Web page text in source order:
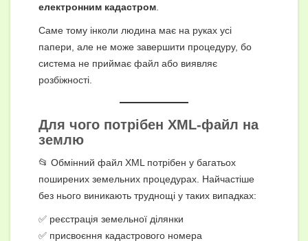
електронним кадастром
Саме тому інколи людина має на руках усі
папери, але не може завершити процедуру, бо
система не приймає файл або виявляє
розбіжності.
Для чого потрібен XML-файл на
землю
📂 Обмінний файл XML потрібен у багатьох
поширених земельних процедурах. Найчастіше
без нього виникають труднощі у таких випадках:
✅ реєстрація земельної ділянки
✅ присвоєння кадастрового номера